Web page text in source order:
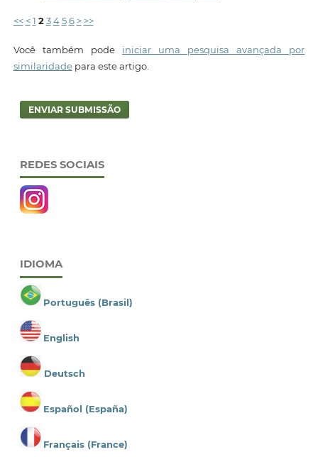
<< < 1 2 3 4 5 6 > >>
Você também pode iniciar uma pesquisa avançada por
similaridadepara este artigo.
ENVIAR SUBMISSÃO
REDES SOCIAIS
IDIOMA
Português (Brasil)
English
Deutsch
Español (España)
Français (France)